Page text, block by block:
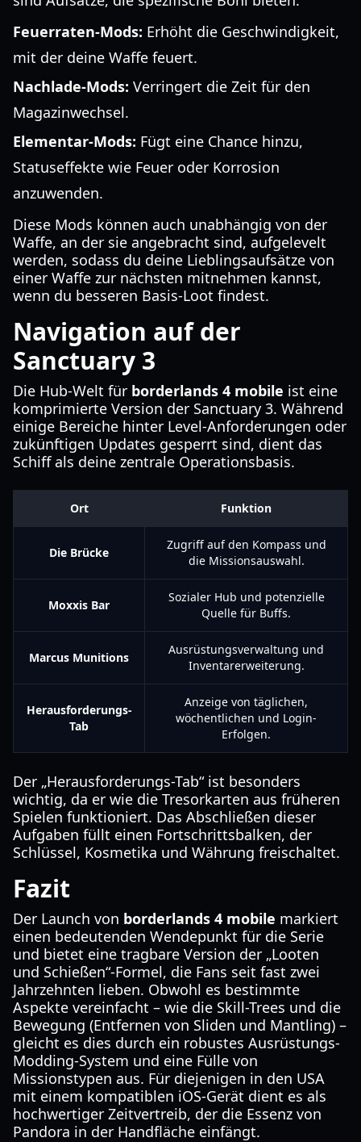
Feuerraten-Mods: Erhöht die Geschwindigkeit,
mit der deine Waffe feuert.
Nachlade-Mods: Verringert die Zeit für den
Magazinwechsel.
Elementar-Mods: Fügt eine Chance hinzu,
Statuseffekte wie Feuer oder Korrosion
anzuwenden.
Diese Mods können auch unabhängig von der
Waffe, an der sie angebracht sind, aufgelevelt
werden, sodass du deine Lieblingsaufsätze von
einer Waffe zur nächsten mitnehmen kannst,
wenn du besseren Basis-Loot findest.
Navigation auf der
Sanctuary 3
Die Hub-Welt für borderlands 4 mobile ist eine
komprimierte Version der Sanctuary 3. Während
einige Bereiche hinter Level-Anforderungen oder
zukünftigen Updates gesperrt sind, dient das
Schiff als deine zentrale Operationsbasis.
Ort Funktion
Die Brücke
Zugriff auf den Kompass und
die Missionsauswahl.
Moxxis Bar
Sozialer Hub und potenzielle
Quelle für Buffs.
Marcus Munitions
Ausrüstungsverwaltung und
Inventarerweiterung.
Herausforderungs-
Tab
Anzeige von täglichen,
wöchentlichen und Login-
Erfolgen.
Der „Herausforderungs-Tab“ ist besonders
wichtig, da er wie die Tresorkarten aus früheren
Spielen funktioniert. Das Abschließen dieser
Aufgaben füllt einen Fortschrittsbalken, der
Schlüssel, Kosmetika und Währung freischaltet.
Fazit
Der Launch von borderlands 4 mobile markiert
einen bedeutenden Wendepunkt für die Serie
und bietet eine tragbare Version der „Looten
und Schießen“-Formel, die Fans seit fast zwei
Jahrzehnten lieben. Obwohl es bestimmte
Aspekte vereinfacht – wie die Skill-Trees und die
Bewegung (Entfernen von Sliden und Mantling) –
gleicht es dies durch ein robustes Ausrüstungs-
Modding-System und eine Fülle von
Missionstypen aus. Für diejenigen in den USA
mit einem kompatiblen iOS-Gerät dient es als
hochwertiger Zeitvertreib, der die Essenz von
Pandora in der Handfläche einfängt.